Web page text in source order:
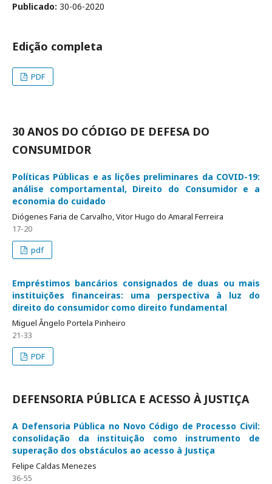
Publicado: 30-06-2020
Edição completa
PDF
30 ANOS DO CÓDIGO DE DEFESA DO
CONSUMIDOR
Políticas Públicas e as lições preliminares da COVID-19:
análise comportamental, Direito do Consumidor e a
economia do cuidado
Diógenes Faria de Carvalho, Vitor Hugo do Amaral Ferreira
17-20
pdf
Empréstimos bancários consignados de duas ou mais
instituições financeiras: uma perspectiva à luz do
direito do consumidor como direito fundamental
Miguel Ângelo Portela Pinheiro
21-33
PDF
DEFENSORIA PÚBLICA E ACESSO À JUSTIÇA
A Defensoria Pública no Novo Código de Processo Civil:
consolidação da instituição como instrumento de
superação dos obstáculos ao acesso à Justiça
Felipe Caldas Menezes
36-55